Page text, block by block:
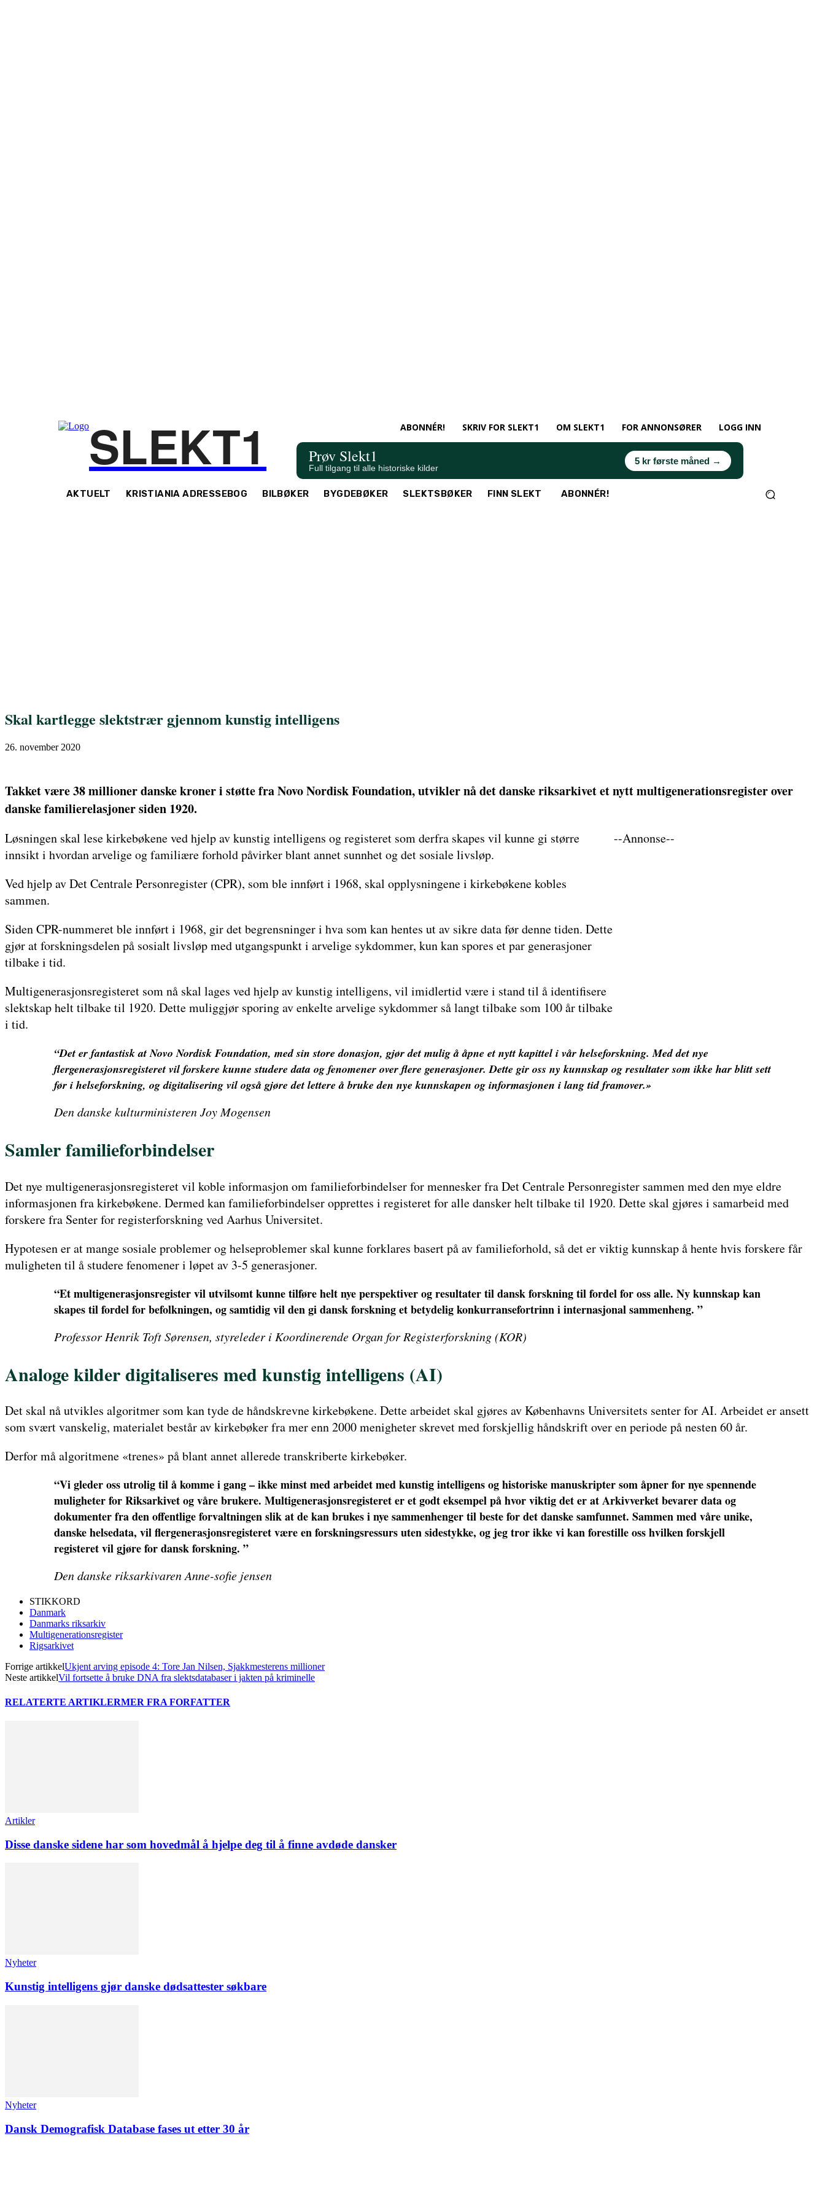
SLEKT1 ABONNÉR! SKRIV FOR SLEKT1 OM SLEKT1 FOR ANNONSØRER LOGG INN
Prøv Slekt1
Full tilgang til alle historiske kilder
5 kr første måned →
AKTUELT KRISTIANIA ADRESSEBOG BILBØKER BYGDEBØKER SLEKTSBØKER FINN SLEKT ABONNÉR!
Skal kartlegge slektstrær gjennom kunstig intelligens
26. november 2020
Takket være 38 millioner danske kroner i støtte fra Novo Nordisk Foundation, utvikler nå det danske riksarkivet et nytt multigenerationsregister over
danske familierelasjoner siden 1920.
--Annonse--
Løsningen skal lese kirkebøkene ved hjelp av kunstig intelligens og registeret som derfra skapes vil kunne gi større
innsikt i hvordan arvelige og familiære forhold påvirker blant annet sunnhet og det sosiale livsløp.
Ved hjelp av Det Centrale Personregister (CPR), som ble innført i 1968, skal opplysningene i kirkebøkene kobles
sammen.
Siden CPR-nummeret ble innført i 1968, gir det begrensninger i hva som kan hentes ut av sikre data før denne tiden. Dette
gjør at forskningsdelen på sosialt livsløp med utgangspunkt i arvelige sykdommer, kun kan spores et par generasjoner
tilbake i tid.
Multigenerasjonsregisteret som nå skal lages ved hjelp av kunstig intelligens, vil imidlertid være i stand til å identifisere
slektskap helt tilbake til 1920. Dette muliggjør sporing av enkelte arvelige sykdommer så langt tilbake som 100 år tilbake
i tid.
“Det er fantastisk at Novo Nordisk Foundation, med sin store donasjon, gjør det mulig å åpne et nytt kapittel i vår helseforskning. Med det nye
flergenerasjonsregisteret vil forskere kunne studere data og fenomener over flere generasjoner. Dette gir oss ny kunnskap og resultater som ikke har blitt sett
før i helseforskning, og digitalisering vil også gjøre det lettere å bruke den nye kunnskapen og informasjonen i lang tid framover.»
Den danske kulturministeren Joy Mogensen
Samler familieforbindelser
Det nye multigenerasjonsregisteret vil koble informasjon om familieforbindelser for mennesker fra Det Centrale Personregister sammen med den mye eldre
informasjonen fra kirkebøkene. Dermed kan familieforbindelser opprettes i registeret for alle dansker helt tilbake til 1920. Dette skal gjøres i samarbeid med
forskere fra Senter for registerforskning ved Aarhus Universitet.
Hypotesen er at mange sosiale problemer og helseproblemer skal kunne forklares basert på av familieforhold, så det er viktig kunnskap å hente hvis forskere får
muligheten til å studere fenomener i løpet av 3-5 generasjoner.
“Et multigenerasjonsregister vil utvilsomt kunne tilføre helt nye perspektiver og resultater til dansk forskning til fordel for oss alle. Ny kunnskap kan
skapes til fordel for befolkningen, og samtidig vil den gi dansk forskning et betydelig konkurransefortrinn i internasjonal sammenheng. ”
Professor Henrik Toft Sørensen, styreleder i Koordinerende Organ for Registerforskning (KOR)
Analoge kilder digitaliseres med kunstig intelligens (AI)
Det skal nå utvikles algoritmer som kan tyde de håndskrevne kirkebøkene. Dette arbeidet skal gjøres av Københavns Universitets senter for AI. Arbeidet er ansett
som svært vanskelig, materialet består av kirkebøker fra mer enn 2000 menigheter skrevet med forskjellig håndskrift over en periode på nesten 60 år.
Derfor må algoritmene «trenes» på blant annet allerede transkriberte kirkebøker.
“Vi gleder oss utrolig til å komme i gang – ikke minst med arbeidet med kunstig intelligens og historiske manuskripter som åpner for nye spennende
muligheter for Riksarkivet og våre brukere. Multigenerasjonsregisteret er et godt eksempel på hvor viktig det er at Arkivverket bevarer data og
dokumenter fra den offentlige forvaltningen slik at de kan brukes i nye sammenhenger til beste for det danske samfunnet. Sammen med våre unike,
danske helsedata, vil flergenerasjonsregisteret være en forskningsressurs uten sidestykke, og jeg tror ikke vi kan forestille oss hvilken forskjell
registeret vil gjøre for dansk forskning. ”
Den danske riksarkivaren Anne-sofie jensen
STIKKORD
Danmark
Danmarks riksarkiv
Multigenerationsregister
Rigsarkivet
Forrige artikkelUkjent arving episode 4: Tore Jan Nilsen, Sjakkmesterens millioner
Neste artikkelVil fortsette å bruke DNA fra slektsdatabaser i jakten på kriminelle
RELATERTE ARTIKLERMER FRA FORFATTER
Artikler
Disse danske sidene har som hovedmål å hjelpe deg til å finne avdøde dansker
Nyheter
Kunstig intelligens gjør danske dødsattester søkbare
Nyheter
Dansk Demografisk Database fases ut etter 30 år